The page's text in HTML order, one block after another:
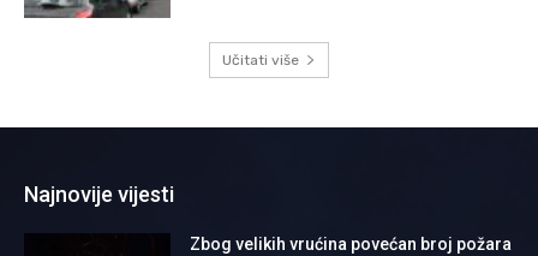
Učitati više
Najnovije vijesti
Zbog velikih vrućina povećan broj požara